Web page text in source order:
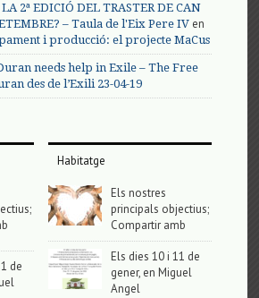
2ª EDICIÓ DEL TRASTER DE CAN
– Taula de l'Eix Pere IV en
i producció: el projecte MaCus
needs help in Exile – The Free
des de l’Exili 23-04-19
de
Habitatge
Els nostres
principals objectius;
Compartir amb
Els dies 10 i 11 de
gener, en Miguel
Angel